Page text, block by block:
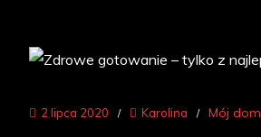
2 lipca 2020 Karolina Mój dom